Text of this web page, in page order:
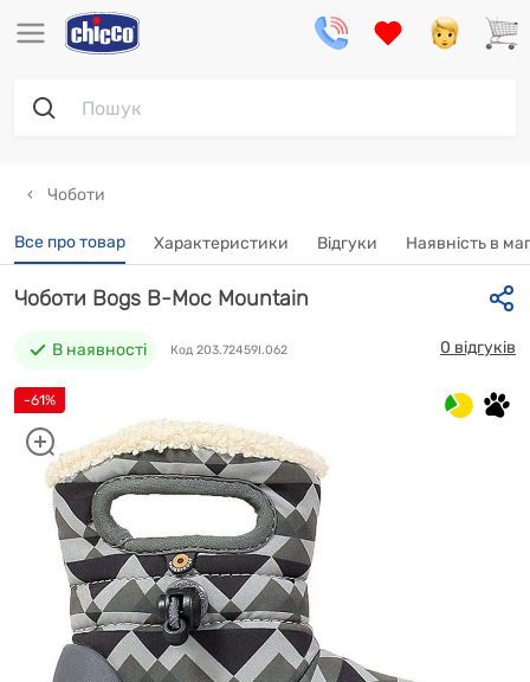
Чоботи
Все про товар Характеристики Відгуки Наявність в
-61%
Чоботи Bogs B-Moc Mountain
В наявності Код 203.72459I.062 0 відгуків